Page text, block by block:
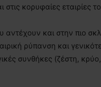
κορυφαίες εταιρίες
αντέχουν και στην πιο
ρύπανση και
συνθήκες (ζέστη,